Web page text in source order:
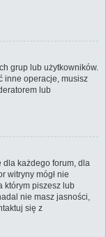
grup lub użytkowników.
inne operacje, musisz
lub
dla każdego forum, dla
witryny mógł nie
którym piszesz lub
nie masz jasności,
się z